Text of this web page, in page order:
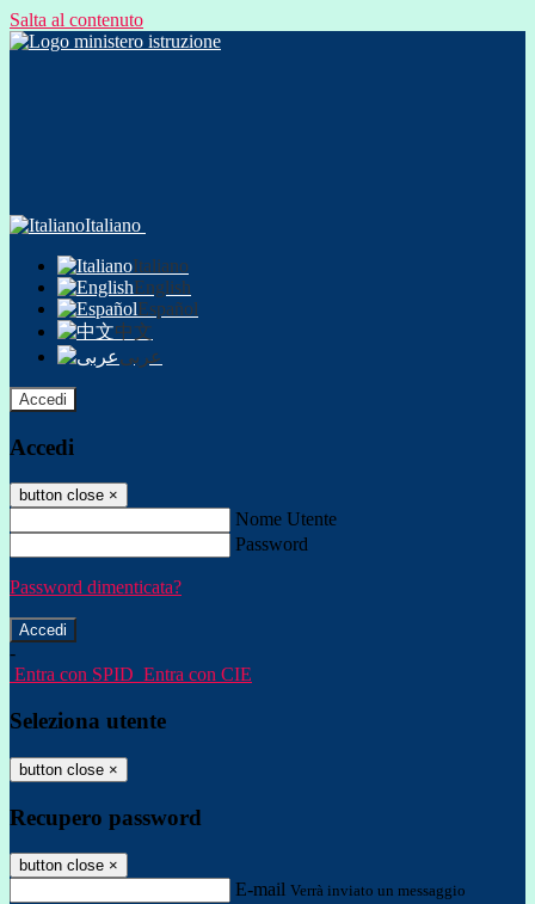
Salta al contenuto
Italiano
Italiano
English
Español
中文
عربى
Accedi
Accedi
button close ×
Nome Utente
Password
Password dimenticata?
-
Entra con SPID Entra con CIE
Seleziona utente
button close ×
Recupero password
button close ×
E-mail Verrà inviato un messaggio